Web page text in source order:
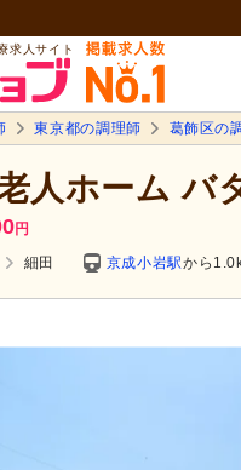
求人サイト
東京都の調理師 葛飾区の
人ホーム バ
円
細田 京成小岩駅から